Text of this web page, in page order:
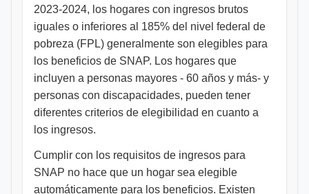
2023-2024, los hogares con ingresos brutos
iguales o inferiores al 185% del nivel federal de
pobreza (FPL) generalmente son elegibles para
los beneficios de SNAP. Los hogares que
incluyen a personas mayores - 60 años y más- y
personas con discapacidades, pueden tener
diferentes criterios de elegibilidad en cuanto a
los ingresos.
Cumplir con los requisitos de ingresos para
SNAP no hace que un hogar sea elegible
automáticamente para los beneficios. Existen